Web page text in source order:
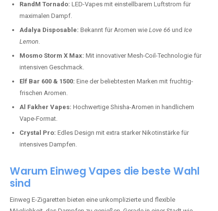
RandM Tornado: LED-Vapes mit einstellbarem Luftstrom für
maximalen Dampf.
Adalya Disposable: Bekannt für Aromen wie Love 66 und Ice
Lemon.
Mosmo Storm X Max: Mit innovativer Mesh-Coil-Technologie für
intensiven Geschmack.
Elf Bar 600 & 1500: Eine der beliebtesten Marken mit fruchtig-
frischen Aromen.
Al Fakher Vapes: Hochwertige Shisha-Aromen in handlichem
Vape-Format.
Crystal Pro: Edles Design mit extra starker Nikotinstärke für
intensives Dampfen.
Warum Einweg Vapes die beste Wahl
sind
Einweg E-Zigaretten bieten eine unkomplizierte und flexible